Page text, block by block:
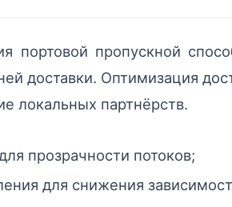
портовой пропускной
доставки. Оптимизация
локальных партнёрств.
прозрачности потоков;
для снижения